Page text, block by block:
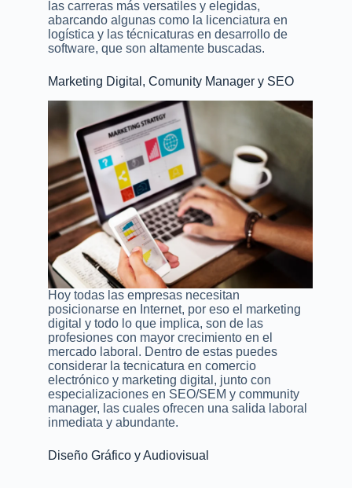
las carreras más versatiles y elegidas,
abarcando algunas como la licenciatura en
logística y las técnicaturas en desarrollo de
software, que son altamente buscadas.
Marketing Digital, Comunity Manager y SEO
Hoy todas las empresas necesitan
posicionarse en Internet, por eso el marketing
digital y todo lo que implica, son de las
profesiones con mayor crecimiento en el
mercado laboral. Dentro de estas puedes
considerar la tecnicatura en comercio
electrónico y marketing digital, junto con
especializaciones en SEO/SEM y community
manager, las cuales ofrecen una salida laboral
inmediata y abundante.
Diseño Gráfico y Audiovisual